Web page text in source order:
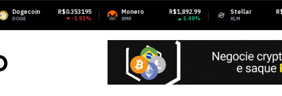
R$0.353195
-1.51%
Monero R$1,892.99
XMR 1.48%
Stellar R$0.818919
XLM -1.65%